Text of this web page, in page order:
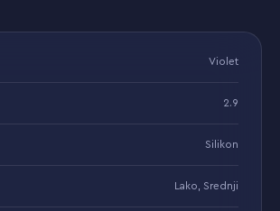
Violet
2.9
Silikon
Lako, Srednji